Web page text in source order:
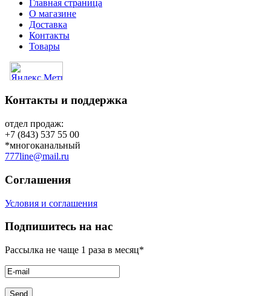
Главная страница
О магазине
Доставка
Контакты
Товары
Контакты и поддержка
отдел продаж:
+7 (843) 537 55 00
*многоканальный
777line@mail.ru
Соглашения
Условия и соглашения
Подпишитесь на нас
Рассылка не чаще 1 раза в месяц*